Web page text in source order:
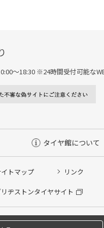
～18:30 ※24時間受付可能な
タイヤ館について
トマップ リンク
ヂストンタイヤサイト
イヤ履き替え/オイル交換/その
イヤ履き替え※タイヤ履き替え
番待ち予約 ※クローク契約会員